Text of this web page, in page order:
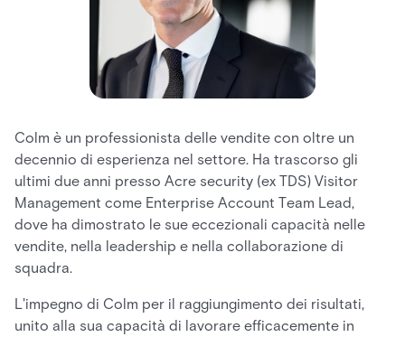
Colm è un professionista delle vendite con oltre un
decennio di esperienza nel settore. Ha trascorso gli
ultimi due anni presso Acre security (ex TDS) Visitor
Management come Enterprise Account Team Lead,
dove ha dimostrato le sue eccezionali capacità nelle
vendite, nella leadership e nella collaborazione di
squadra.
L'impegno di Colm per il raggiungimento dei risultati,
unito alla sua capacità di lavorare efficacemente in